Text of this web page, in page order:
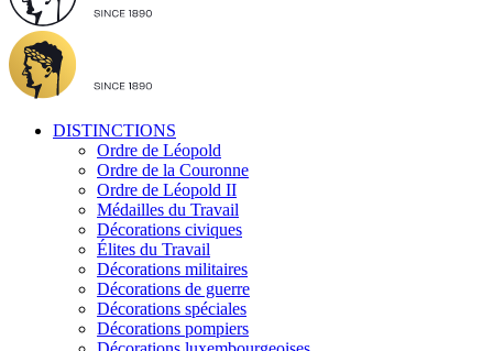
DISTINCTIONS
Ordre de Léopold
Ordre de la Couronne
Ordre de Léopold II
Médailles du Travail
Décorations civiques
Élites du Travail
Décorations militaires
Décorations de guerre
Décorations spéciales
Décorations pompiers